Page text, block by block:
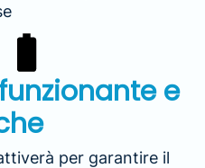
e
per garantire il